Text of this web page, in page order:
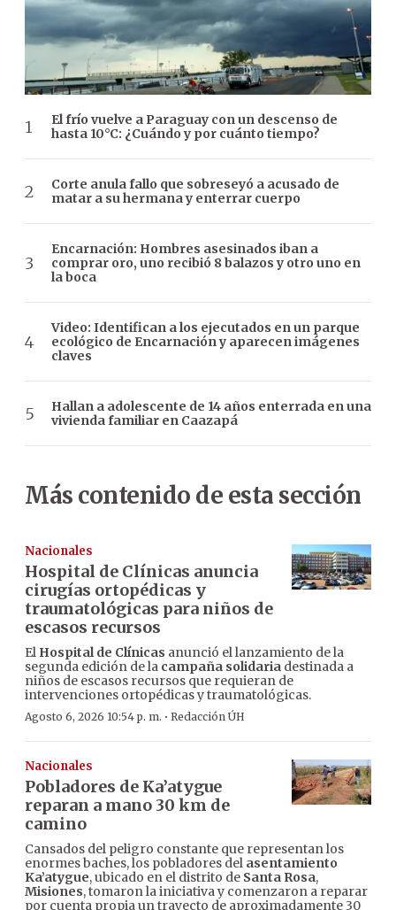
El frío vuelve a Paraguay con un descenso de
hasta 10°C: ¿Cuándo y por cuánto tiempo?
Corte anula fallo que sobreseyó a acusado de
matar a su hermana y enterrar cuerpo
Encarnación: Hombres asesinados iban a
comprar oro, uno recibió 8 balazos y otro uno en
la boca
Video: Identifican a los ejecutados en un parque
ecológico de Encarnación y aparecen imágenes
claves
Hallan a adolescente de 14 años enterrada en una
vivienda familiar en Caazapá
Más contenido de esta sección
Nacionales
Hospital de Clínicas anuncia
cirugías ortopédicas y
traumatológicas para niños de
escasos recursos
El Hospital de Clínicas anunció el lanzamiento de la
segunda edición de la campaña solidaria destinada a
niños de escasos recursos que requieran de
intervenciones ortopédicas y traumatológicas.
Agosto 6, 2026 10:54 p. m. · Redacción ÚH
Nacionales
Pobladores de Ka’atygue
reparan a mano 30 km de
camino
Cansados del peligro constante que representan los
enormes baches, los pobladores del asentamiento
Ka’atygue, ubicado en el distrito de Santa Rosa,
Misiones, tomaron la iniciativa y comenzaron a reparar
por cuenta propia un trayecto de aproximadamente 30